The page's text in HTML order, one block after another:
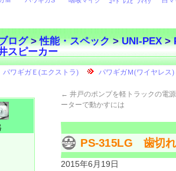
ログ>性能・スペック>UNI-PEX>
スピーカー
← 井戸のポンプを軽トラックの電
ーターで動かすには
PS-315LG 歯切
2015年6月19日